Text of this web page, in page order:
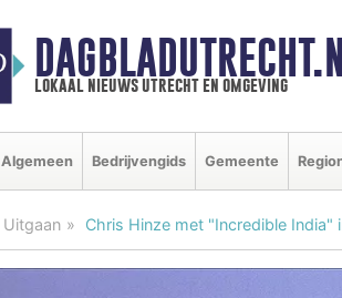
lokaal nieuws utrecht en omgeving
Algemeen Bedrijvengids Gemeente
Uitgaan Chris Hinze met "Incredible India"